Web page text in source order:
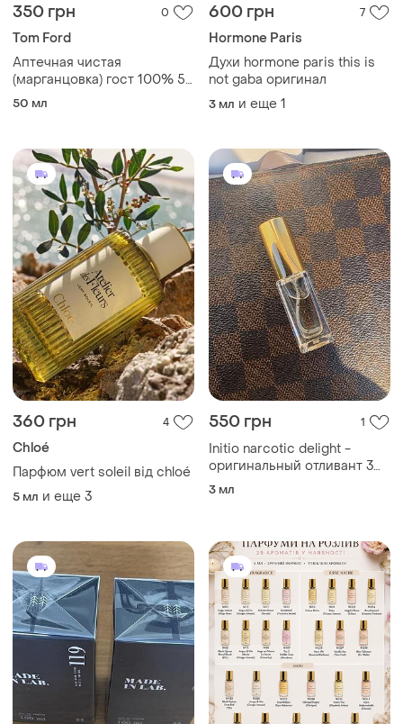
350 грн 0
Tom Ford
Аптечная чистая
(марганцовка) гост 100% 50
грамм
50 мл
600 грн 7
Hormone Paris
Духи hormone paris this is
not gaba оригинал
3 мл и еще 1
360 грн 4
Chloé
Парфюм vert soleil від chloé
5 мл и еще 3
550 грн 1
Initio narcotic delight -
оригинальный отливант 3
мл (nisha parfume)
3 мл